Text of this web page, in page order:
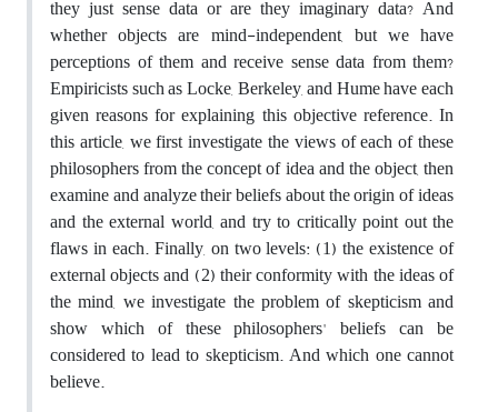
they just sense data or are they imaginary data? And
whether objects are mind-independent, but we have
perceptions of them and receive sense data from them?
Empiricists such as Locke, Berkeley, and Hume have each
given reasons for explaining this objective reference. In
this article, we first investigate the views of each of these
philosophers from the concept of idea and the object, then
examine and analyze their beliefs about the origin of ideas
and the external world, and try to critically point out the
flaws in each. Finally, on two levels: (1) the existence of
external objects and (2) their conformity with the ideas of
the mind, we investigate the problem of skepticism and
show which of these philosophers' beliefs can be
considered to lead to skepticism. And which one cannot
believe.